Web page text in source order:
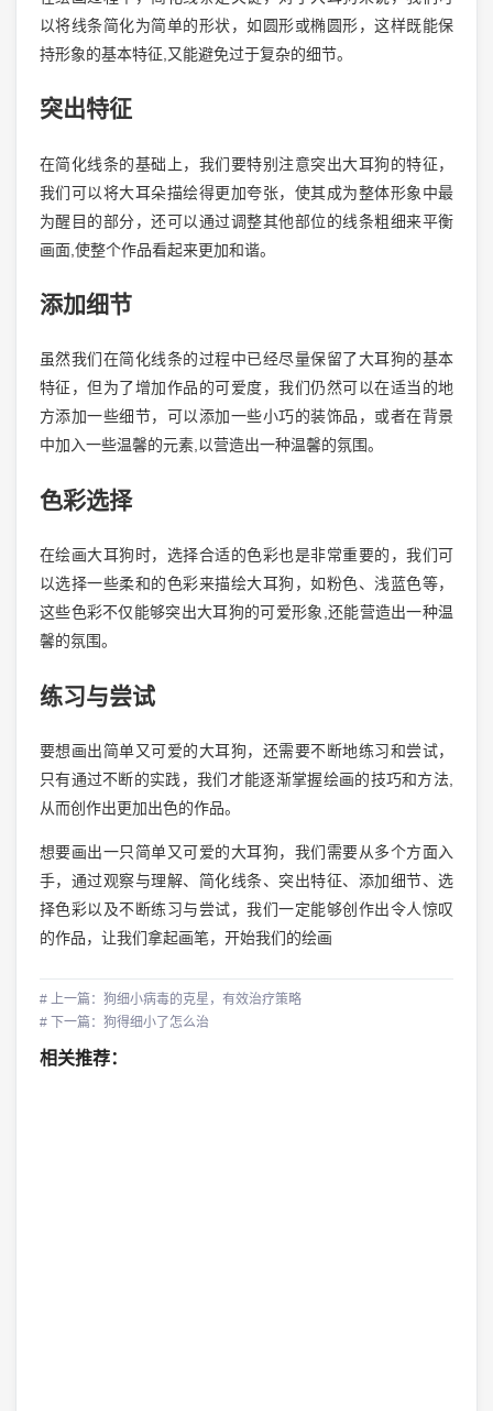
以将线条简化为简单的形状，如圆形或椭圆形，这样既能保
持形象的基本特征,又能避免过于复杂的细节。
突出特征
在简化线条的基础上，我们要特别注意突出大耳狗的特征，
我们可以将大耳朵描绘得更加夸张，使其成为整体形象中最
为醒目的部分，还可以通过调整其他部位的线条粗细来平衡
画面,使整个作品看起来更加和谐。
添加细节
虽然我们在简化线条的过程中已经尽量保留了大耳狗的基本
特征，但为了增加作品的可爱度，我们仍然可以在适当的地
方添加一些细节，可以添加一些小巧的装饰品，或者在背景
中加入一些温馨的元素,以营造出一种温馨的氛围。
色彩选择
在绘画大耳狗时，选择合适的色彩也是非常重要的，我们可
以选择一些柔和的色彩来描绘大耳狗，如粉色、浅蓝色等，
这些色彩不仅能够突出大耳狗的可爱形象,还能营造出一种温
馨的氛围。
练习与尝试
要想画出简单又可爱的大耳狗，还需要不断地练习和尝试，
只有通过不断的实践，我们才能逐渐掌握绘画的技巧和方法,
从而创作出更加出色的作品。
想要画出一只简单又可爱的大耳狗，我们需要从多个方面入
手，通过观察与理解、简化线条、突出特征、添加细节、选
择色彩以及不断练习与尝试，我们一定能够创作出令人惊叹
的作品，让我们拿起画笔，开始我们的绘画
# 上一篇：狗细小病毒的克星，有效治疗策略
# 下一篇：狗得细小了怎么治
相关推荐：